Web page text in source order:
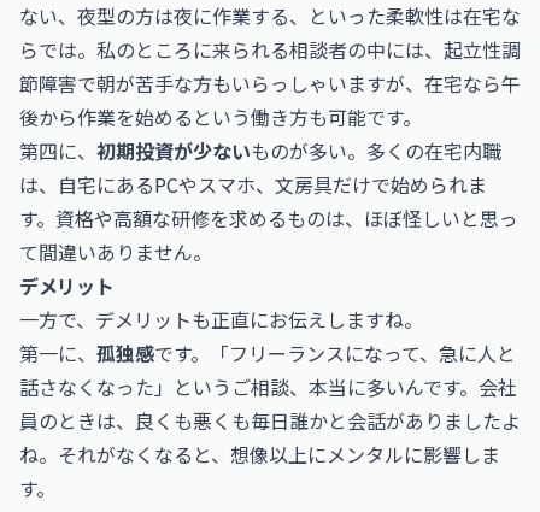
ない、夜型の方は夜に作業する、といった柔軟性は在宅な
らでは。私のところに来られる相談者の中には、起立性調
節障害で朝が苦手な方もいらっしゃいますが、在宅なら午
後から作業を始めるという働き方も可能です。
第四に、 初期投資が少ないものが多い。多くの在宅内職
は、自宅にあるPCやスマホ、文房具だけで始められま
す。資格や高額な研修を求めるものは、ほぼ怪しいと思っ
て間違いありません。
デメリット
一方で、デメリットも正直にお伝えしますね。
第一に、 孤独感です。「フリーランスになって、急に人と
話さなくなった」というご相談、本当に多いんです。会社
員のときは、良くも悪くも毎日誰かと会話がありましたよ
ね。それがなくなると、想像以上にメンタルに影響しま
す。